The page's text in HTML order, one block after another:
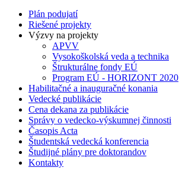
Plán podujatí
Riešené projekty
Výzvy na projekty
APVV
Vysokoškolská veda a technika
Štrukturálne fondy EÚ
Program EÚ - HORIZONT 2020
Habilitačné a inauguračné konania
Vedecké publikácie
Cena dekana za publikácie
Správy o vedecko-výskumnej činnosti
Časopis Acta
Študentská vedecká konferencia
Študijné plány pre doktorandov
Kontakty